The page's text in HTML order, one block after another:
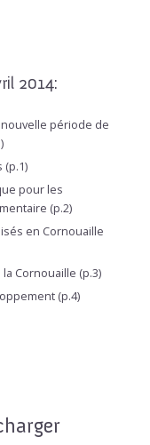
2014:
période de
(p.1)
pour les
(p.2)
en Cornouaille
Cornouaille (p.3)
(p.4)